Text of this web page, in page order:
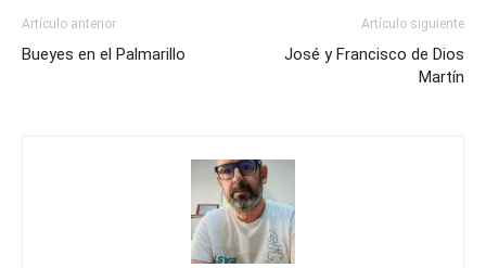
Artículo anterior
Bueyes en el Palmarillo
Artículo siguiente
José y Francisco de Dios
Martín